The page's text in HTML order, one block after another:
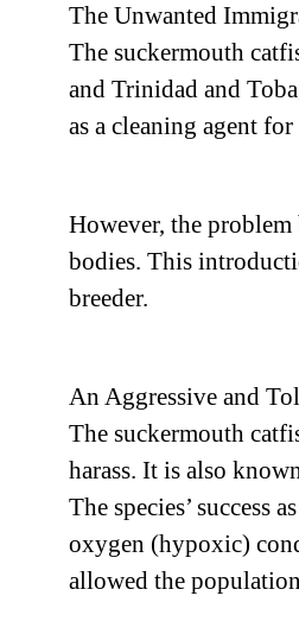
The Unwanted
The suckermouth
and Trinidad and
as a cleaning agent
However, the
bodies. This
breeder.
An Aggressive and
The suckermouth
harass. It is also
The species’
oxygen (hypoxic)
allowed the